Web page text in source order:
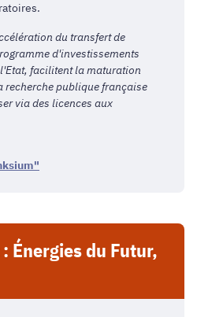
du transfert de
d'investissements
facilitent la maturation
recherche publique française
via des licences aux
Énergies du Futur,